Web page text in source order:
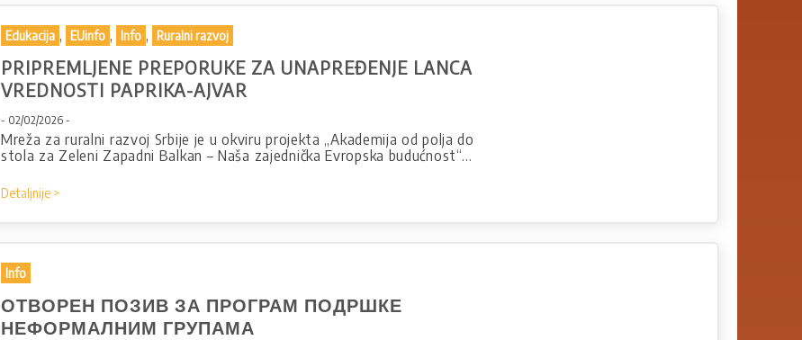
Edukacija , EUinfo , Info , Ruralni razvoj
PRIPREMLJENE PREPORUKE ZA UNAPREĐENJE LANCA
VREDNOSTI PAPRIKA-AJVAR
- 02/02/2026 -
Mreža za ruralni razvoj Srbije je u okviru projekta „Akademija od polja do
stola za Zeleni Zapadni Balkan – Naša zajednička Evropska budućnost“…
Detaljnije >
Info
ОТВОРЕН ПОЗИВ ЗА ПРОГРАМ ПОДРШКЕ
НЕФОРМАЛНИМ ГРУПАМА